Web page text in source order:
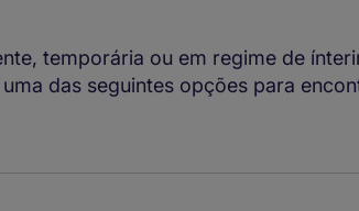
temporária ou em regime de
das seguintes opções para